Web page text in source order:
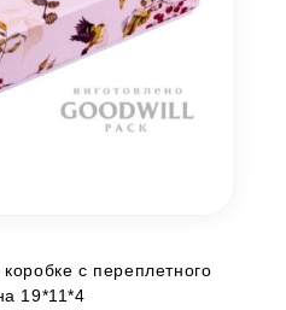
с переплетного
19*11*4